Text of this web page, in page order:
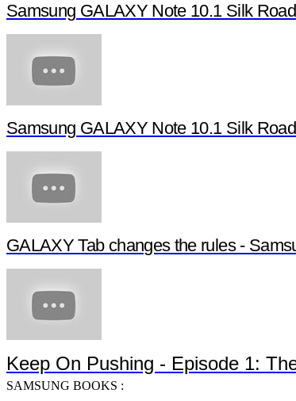
Samsung GALAXY Note 10.1 Silk
Samsung GALAXY Note 10.1 Silk
GALAXY Tab changes the rules -
Keep On Pushing - Episode 1:
SAMSUNG BOOKS :